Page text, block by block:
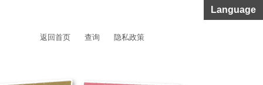
Language
返回首页 查询 隐私政策